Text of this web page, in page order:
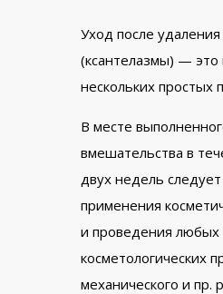
Уход после
(ксантелазмы) — это
нескольких простых
В месте
вмешательства в
двух недель следует
применения
и проведения любых
косметологических
механического и пр.